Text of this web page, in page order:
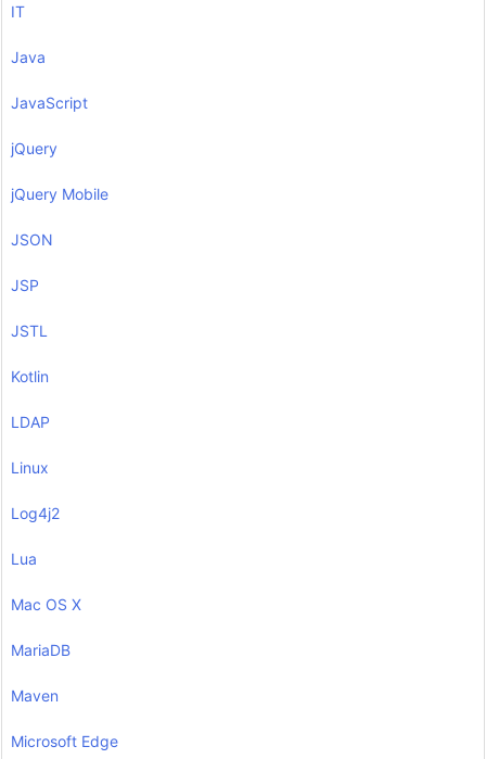
IT
Java
JavaScript
jQuery
jQuery Mobile
JSON
JSP
JSTL
Kotlin
LDAP
Linux
Log4j2
Lua
Mac OS X
MariaDB
Maven
Microsoft Edge